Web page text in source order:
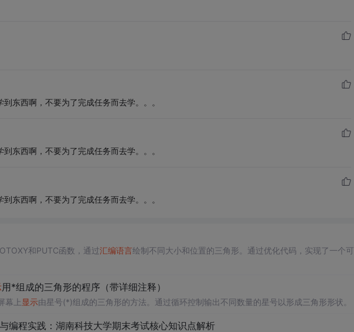
东西啊，不要为了完成任务而去学。。。
东西啊，不要为了完成任务而去学。。。
东西啊，不要为了完成任务而去学。。。
和PUTC函数，通过汇编语言绘制不同大小和位置的三角形。通过优化代码，实现了一个可
用*组成的三角形的程序（带详细注释）
幕上 显示由星号(*)组成的三角形的方法。通过循环控制输出不同数量的星号以形成三角形形状。
编程实践：湖南科技大学期末考试核心知识点解析